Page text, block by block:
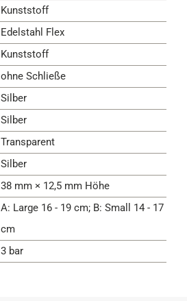
Kunststoff
Edelstahl Flex
Kunststoff
ohne Schließe
Silber
Silber
Transparent
Silber
38 mm × 12,5 mm Höhe
A: Large 16 - 19 cm; B: Small 14 - 17
cm
3 bar